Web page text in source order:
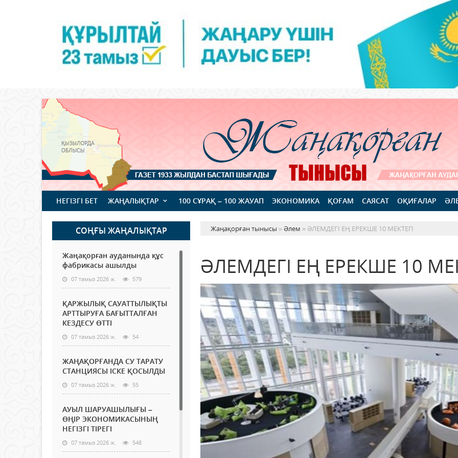
НЕГІЗГІ БЕТ ЖАҢАЛЫҚТАР 100 СҰРАҚ – 100 ЖАУАП ЭКОНОМИКА ҚОҒАМ САЯСАТ ОҚИҒАЛАР
СОҢҒЫ ЖАҢАЛЫҚТАР
Жаңақорған ауданында құс
фабрикасы ашылды
07 тамыз 2026 ж. 579
ҚАРЖЫЛЫҚ САУАТТЫЛЫҚТЫ
АРТТЫРУҒА БАҒЫТТАЛҒАН
КЕЗДЕСУ ӨТТІ
07 тамыз 2026 ж. 54
ЖАҢАҚОРҒАНДА СУ ТАРАТУ
СТАНЦИЯСЫ ІСКЕ ҚОСЫЛДЫ
07 тамыз 2026 ж. 55
АУЫЛ ШАРУАШЫЛЫҒЫ –
ӨҢІР ЭКОНОМИКАСЫНЫҢ
НЕГІЗГІ ТІРЕГІ
07 тамыз 2026 ж. 548
Жаңақорған тынысы »Әлем » ӘЛЕМДЕГІ ЕҢ ЕРЕКШЕ 10 МЕКТЕП
ӘЛЕМДЕГІ ЕҢ ЕРЕКШЕ 10